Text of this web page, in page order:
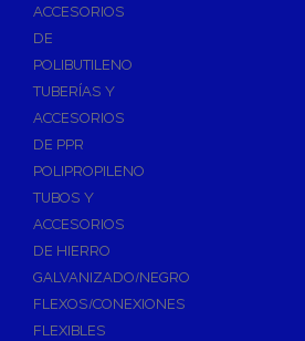
ACCESORIOS
DE
POLIBUTILENO
TUBERÍAS Y
ACCESORIOS
DE PPR
POLIPROPILENO
TUBOS Y
ACCESORIOS
DE HIERRO
GALVANIZADO/NEGRO
FLEXOS/CONEXIONES
FLEXIBLES